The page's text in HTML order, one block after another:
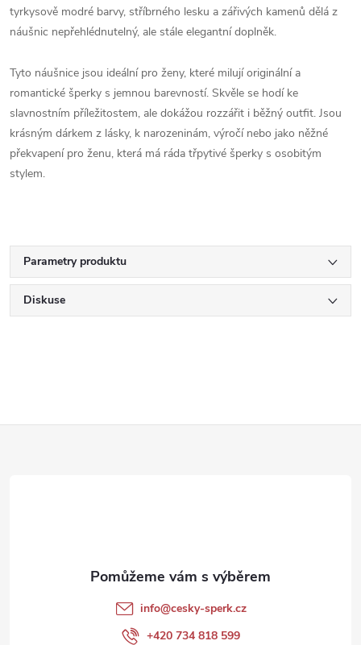
tyrkysově modré barvy, stříbrného lesku a zářivých kamenů dělá z
náušnic nepřehlédnutelný, ale stále elegantní doplněk.
Tyto náušnice jsou ideální pro ženy, které milují originální a
romantické šperky s jemnou barevností. Skvěle se hodí ke
slavnostním příležitostem, ale dokážou rozzářit i běžný outfit. Jsou
krásným dárkem z lásky, k narozeninám, výročí nebo jako něžné
překvapení pro ženu, která má ráda třpytivé šperky s osobitým
stylem.
Parametry produktu
Diskuse
info@cesky-sperk.cz
+420 734 818 599